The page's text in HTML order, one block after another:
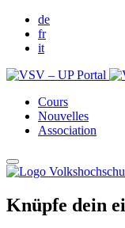
de
fr
it
Cours
Nouvelles
Association
Knüpfe dein